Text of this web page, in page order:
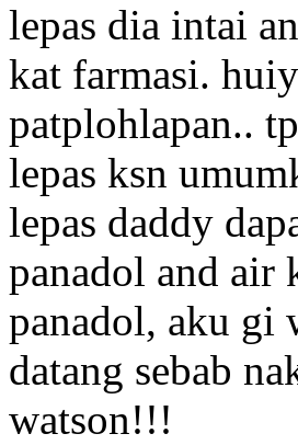
lepas dia intai
kat farmasi.
patplohlapan..
lepas ksn
lepas daddy
panadol and air
panadol, aku
datang sebab
watson!!!